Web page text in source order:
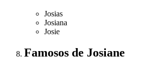
Josias
Josiana
Josie
Famosos de Josiane